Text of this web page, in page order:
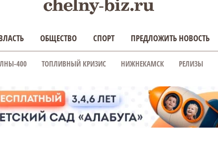
ОБЩЕСТВО СПОРТ ПРЕДЛОЖИТЬ НОВОСТЬ
400 ТОПЛИВНЫЙ КРИЗИС НИЖНЕКАМСК РЕЛИЗЫ